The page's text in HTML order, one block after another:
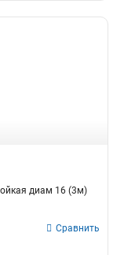
диам 16 (3м)
Сравнить